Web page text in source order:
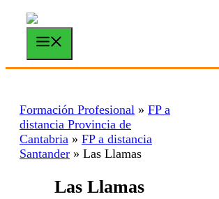
Saltar
contenido
Formación Profesional » FP a
distancia Provincia de
Cantabria » FP a distancia
Santander » Las Llamas
Las Llamas